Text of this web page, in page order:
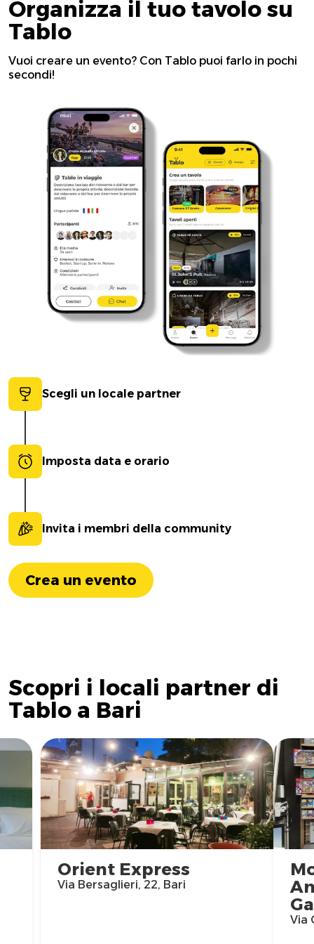
Organizza il tuo tavolo su
Tablo
Vuoi creare un evento? Con Tablo puoi farlo in pochi
secondi!
Scegli un locale partner
Imposta data e orario
Invita i membri della community
Crea un evento
Scopri i locali partner di
Tablo a Bari
Orient Express
Via Bersaglieri, 22, Bari
Via